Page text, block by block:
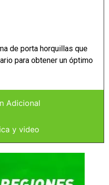
Adicional
y video
de porta horquillas que
para obtener un óptimo